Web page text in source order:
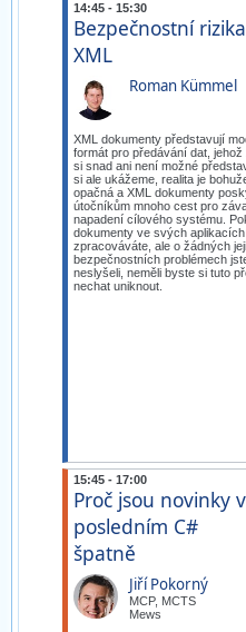
14:45 - 15:30
Bezpečnostní rizika
XML
Roman Kümmel
XML dokumenty představují
formát pro předávání dat, jehož
si snad ani není možné
si ale ukážeme, realita je
opačná a XML dokumenty
útočníkům mnoho cest pro
napadení cílového systému.
dokumenty ve svých
zpracováváte, ale o žádných
bezpečnostních problémech
neslyšeli, neměli byste si tuto
nechat uniknout.
15:45 - 17:00
Proč jsou novinky v
posledním C#
špatně
Jiří Pokorný
MCP, MCTS
Mews